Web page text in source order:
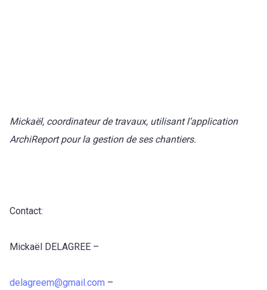
Mickaël, coordinateur de travaux, utilisant l’application
ArchiReport pour la gestion de ses chantiers.
Contact:
Mickaël DELAGREE –
delagreem@gmail.com –